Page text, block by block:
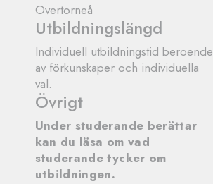
Övertorneå
Utbildningslängd
Individuell utbildningstid beroende
av förkunskaper och individuella
val.
Övrigt
Under studerande berättar
kan du läsa om vad
studerande tycker om
utbildningen.